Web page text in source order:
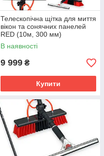
Телескопічна щітка для миття
вікон та сонячних панелей
RED (10м, 300 мм)
В наявності
9 999 ₴
Купити